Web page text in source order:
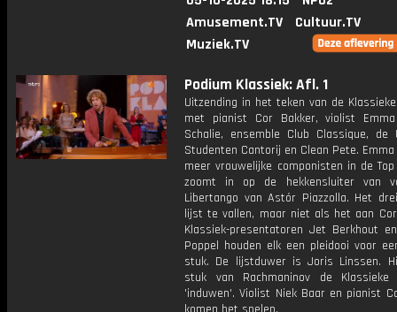
Amusement.TV
Cultuur.TV
Muziek.TV
Podium Klassiek: Afl. 1
Uitzending in het teken van de
met pianist Cor Bakker, violist
Schalie, ensemble Club Classique, de
Studenten Cantorij en Clean Pete.
meer vrouwelijke componisten in de
zoomt in op de hekkensluiter van
Libertango van Astór Piazzolla. Het
lijst te vallen, maar niet als het aan
Klassiek-presentatoren Jet Berkhout
Poppel houden elk een pleidooi voor
stuk. De lijstduwer is Joris Linssen.
stuk van Rachmaninov de
'induwen'. Violist Niek Baar en pianist